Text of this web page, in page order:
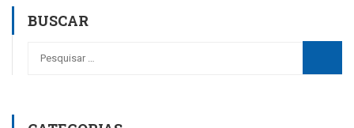
BUSCAR